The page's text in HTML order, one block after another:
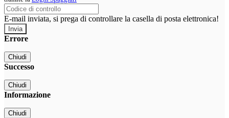
E-mail inviata, si prega di controllare la casella di posta elettronica!
Errore
Chiudi
Successo
Chiudi
Informazione
Chiudi